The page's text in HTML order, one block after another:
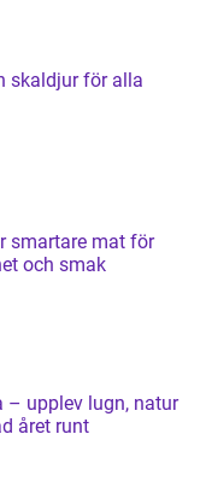
skaldjur för alla
och smak
– upplev lugn, natur
året runt